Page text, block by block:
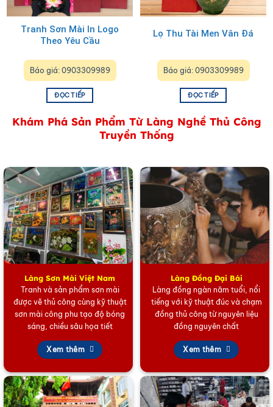
Lọ thu Tài hút Lộc Gốm Bát Tràng Màu Xanh Coban Và Đế
Gỗ
Tranh Sơn Mài In Logo
Theo Yêu Cầu
Báo giá: 0903309989
ĐỌC TIẾP
Lọ Thu Tài Men Vân Đá
Báo giá: 0903309989
ĐỌC TIẾP
Khám Phá Sản Phẩm Từ Làng Nghề Thủ Công
Truyền Thống
Làng Sơn Mài Việt Nam
Tranh và sản phẩm sơn mài
được vẽ thủ công cùng kỹ thuật
sơn mài công phu tạo độ bóng
sáng, chiều sâu họa tiết
Xem thêm
Làng Đồng Đại Bái
Làng đồng ngàn năm tuổi, nổi
tiếng với kỹ thuật đúc và chạm
đồng thủ công từ nguyên liệu
đồng nguyên chất
Xem thêm